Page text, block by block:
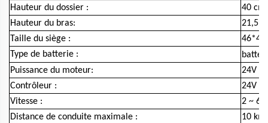
Hauteur du dossier :
40 cm
Hauteur du bras:
21,5
Taille du siège :
Type de batterie :
Puissance du moteur:
24V /
Contrôleur :
24V /
Vitesse :
2 ~ 6
Distance de conduite maximale :
10 km